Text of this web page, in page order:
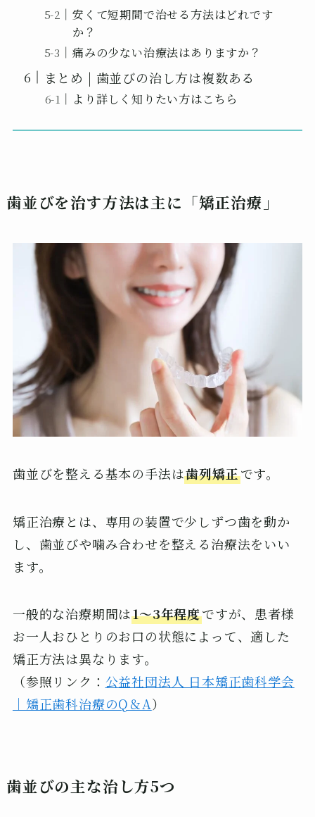
安くて短期間で治せる方法はどれです
か？
痛みの少ない治療法はありますか？
まとめ | 歯並びの治し方は複数ある
より詳しく知りたい方はこちら
歯並びを治す方法は主に「矯正治療」
歯並びを整える基本の手法は歯列矯正です。
矯正治療とは、専用の装置で少しずつ歯を動か
し、歯並びや噛み合わせを整える治療法をいい
ます。
一般的な治療期間は1〜3年程度ですが、患者様
お一人おひとりのお口の状態によって、適した
矯正方法は異なります。
（参照リンク： 公益社団法人 日本矯正歯科学会
｜矯正歯科治療のQ＆A）
歯並びの主な治し方5つ